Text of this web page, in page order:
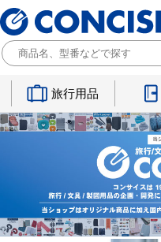
旅行用品